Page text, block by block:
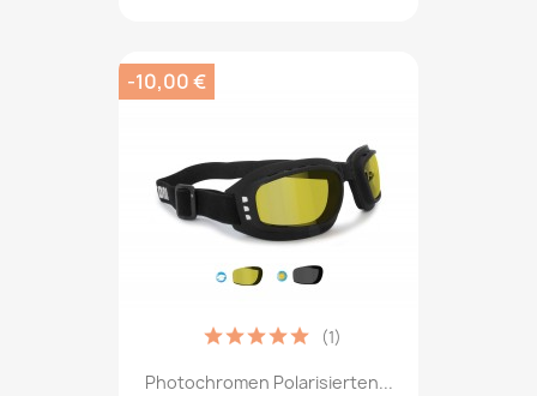
Photochromen Polarisierten...
(1)
-10,00 €